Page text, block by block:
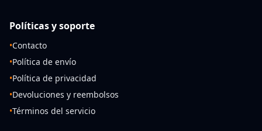
Políticas y soporte
•Contacto
•Política de envío
•Política de privacidad
•Devoluciones y reembolsos
•Términos del servicio